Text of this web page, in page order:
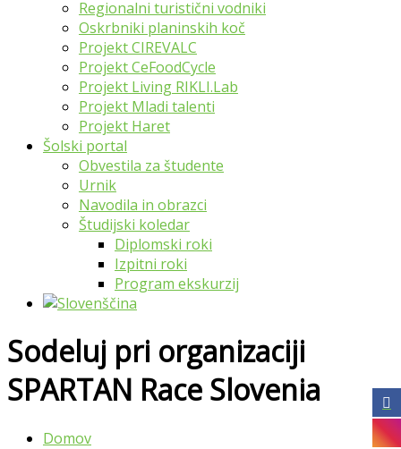
Regionalni turistični vodniki
Oskrbniki planinskih koč
Projekt CIREVALC
Projekt CeFoodCycle
Projekt Living RIKLI.Lab
Projekt Mladi talenti
Projekt Haret
Šolski portal
Obvestila za študente
Urnik
Navodila in obrazci
Študijski koledar
Diplomski roki
Izpitni roki
Program ekskurzij
Sodeluj pri organizaciji
SPARTAN Race Slovenia
Domov